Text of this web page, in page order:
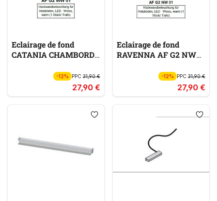
Eclairage de fond
CATANIA CHAMBORD
-12% PPC 31,90 €
27,90 €
Eclairage de fond
RAVENNA AF G2 NW
-12% PPC31,90 €
27,90 €